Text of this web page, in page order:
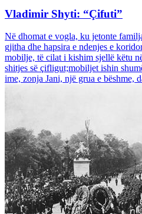
Vladimir Shyti: “Çifuti”
Në dhomat e vogla, ku jetonte
gjitha dhe hapsira e ndenjes e
mobilje, të cilat i kishim sjellë këtu
shitjes së çifligut;mobiljet ishin
ime, zonja Jani, një grua e bëshme,